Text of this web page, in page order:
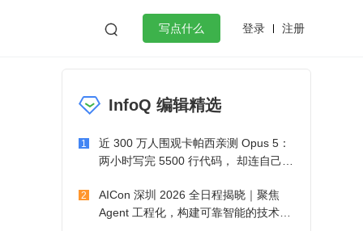
 写点什么 登录 注册
作
微服务架构 flutter
InfoQ 编辑精选
1
近 300 万人围观卡帕西亲测 Opus 5：
两小时写完 5500 行代码， 却连自己写
2
AICon 深圳 2026 全日程揭晓｜聚焦
Agent 工程化，构建可靠智能的技术路